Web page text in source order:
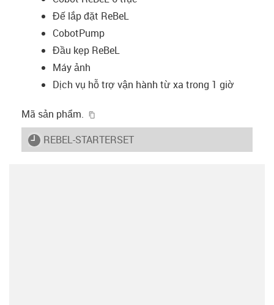
Đế lắp đặt ReBeL
CobotPump
Đầu kẹp ReBeL
Máy ảnh
Dịch vụ hỗ trợ vận hành từ xa trong 1 giờ
Mã sản phẩm.
igus-icon-lieferzeit
REBEL-STARTERSET